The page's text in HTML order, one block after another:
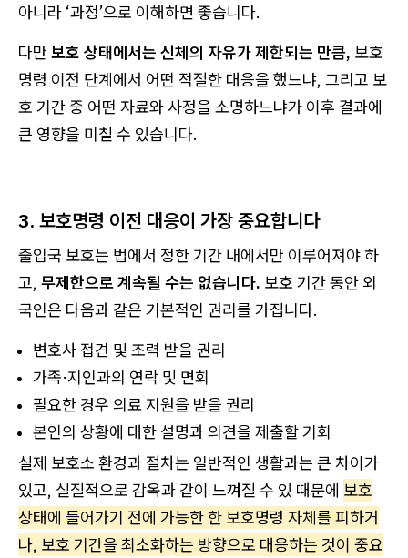
아니라 ‘과정’으로 이해하면 좋습니다.
다만 보호 상태에서는 신체의 자유가 제한되는 만큼, 보호
명령 이전 단계에서 어떤 적절한 대응을 했느냐, 그리고 보
호 기간 중 어떤 자료와 사정을 소명하느냐가 이후 결과에
큰 영향을 미칠 수 있습니다.
3. 보호명령 이전 대응이 가장 중요합니다
출입국 보호는 법에서 정한 기간 내에서만 이루어져야 하
고, 무제한으로 계속될 수는 없습니다. 보호 기간 동안 외
국인은 다음과 같은 기본적인 권리를 가집니다.
변호사 접견 및 조력 받을 권리
가족·지인과의 연락 및 면회
필요한 경우 의료 지원을 받을 권리
본인의 상황에 대한 설명과 의견을 제출할 기회
실제 보호소 환경과 절차는 일반적인 생활과는 큰 차이가
있고, 실질적으로 감옥과 같이 느껴질 수 있 때문에 보호
상태에 들어가기 전에 가능한 한 보호명령 자체를 피하거
나, 보호 기간을 최소화하는 방향으로 대응하는 것이 중요